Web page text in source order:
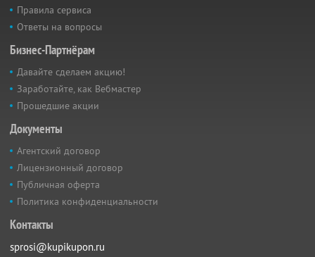
Правила сервиса
Ответы на вопросы
Бизнес-Партнёрам
Давайте сделаем акцию!
Заработайте, как Вебмастер
Прошедшие акции
Документы
Агентский договор
Лицензионный договор
Публичная оферта
Политика конфиденциальности
Контакты
sprosi@kupikupon.ru